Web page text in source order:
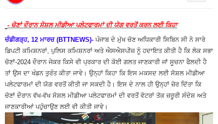
- ਚੋਣਾਂ ਦੌਰਾਨ ਸੋਸ਼ਲ ਮੀਡੀਆ ਪਲੇਟਫਾਰਮਾਂ ਦੀ ਯੋਗ ਵਰਤੋਂ ਕਰਨ ਲਈ ਕਿਹਾ
ਚੰਡੀਗੜ੍ਹ, 12 ਮਾਰਚ (BTTNEWS)- ਪੰਜਾਬ ਦੇ ਮੁੱਖ ਚੋਣ ਅਧਿਕਾਰੀ ਸਿਬਿਨ ਸੀ ਨੇ ਸਾਰੇ
ਡਿਪਟੀ ਕਮਿਸ਼ਨਰਾਂ, ਪੁਲਿਸ ਕਮਿਸ਼ਨਰਾਂ ਅਤੇ ਐਸਐਸਪੀਜ਼ ਨੂੰ ਹਦਾਇਤ ਕੀਤੀ ਹੈ ਕਿ ਲੋਕ ਸਭਾ
ਚੋਣਾਂ-2024 ਦੌਰਾਨ ਜੇਕਰ ਕਿਸੇ ਵੀ ਪ੍ਰਕਾਰ ਦੀ ਕੋਈ ਗਲਤ ਜਾਣਕਾਰੀ ਜਾਂ ਸੂਚਨਾ ਫੈਲਦੀ ਹੈ
ਤਾਂ ਉਸ ਦਾ ਖੰਡਨ ਤੁਰੰਤ ਕੀਤਾ ਜਾਵੇ। ਉਨ੍ਹਾਂ ਕਿਹਾ ਕਿ ਇਸ ਮਕਸਦ ਲਈ ਸੋਸ਼ਲ ਮੀਡੀਆ
ਪਲੇਟਫਾਰਮਾਂ ਦੀ ਯੋਗ ਵਰਤੋਂ ਕੀਤੀ ਜਾ ਸਕਦੀ ਹੈ। ਇਸ ਦੇ ਨਾਲ ਹੀ ਉਨ੍ਹਾਂ ਜ਼ੋਰ ਦਿੱਤਾ ਕਿ
ਚੋਣਾਂ ਦੌਰਾਨ ਵੱਖ-ਵੱਖ ਸੋਸ਼ਲ ਮੀਡੀਆ ਪਲੇਟਫਾਰਮਾਂ ਦੀ ਵਰਤੋਂ ਵੋਟਰਾਂ ਤੱਕ ਜ਼ਰੂਰੀ ਸੰਦੇਸ਼ ਅਤੇ
ਜਾਣਕਾਰੀਆਂ ਪਹੁੰਚਾਉਣ ਲਈ ਵੀ ਕੀਤੀ ਜਾਵੇ।